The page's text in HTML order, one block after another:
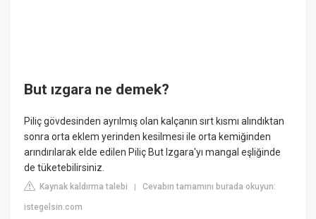
But ızgara ne demek?
Piliç gövdesinden ayrılmış olan kalçanın sırt kısmı alındıktan
sonra orta eklem yerinden kesilmesi ile orta kemiğinden
arındırılarak elde edilen Piliç But Izgara'yı mangal eşliğinde
de tüketebilirsiniz.
Kaynak kaldırma talebi |Cevabın tamamını burada okuyun:
istegelsin.com